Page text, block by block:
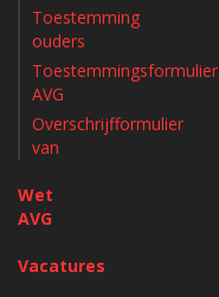
Toestemming
ouders
Toestemmingsformulier
AVG
Overschrijfformulier
van
Wet
AVG
Vacatures